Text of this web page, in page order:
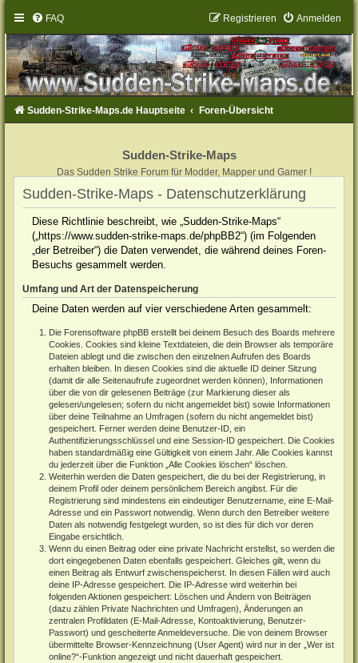
FAQ Anmelden
Registrieren
Sudden-Strike-Maps.de Hauptseite Foren-Übersicht
Sudden-Strike-Maps
Das Sudden Strike Forum für Modder, Mapper und Gamer !
Sudden-Strike-Maps - Datenschutzerklärung
Diese Richtlinie beschreibt, wie „Sudden-Strike-Maps“
(„https://www.sudden-strike-maps.de/phpBB2“) (im Folgenden
„der Betreiber“) die Daten verwendet, die während deines Foren-
Besuchs gesammelt werden.
Umfang und Art der Datenspeicherung
Deine Daten werden auf vier verschiedene Arten gesammelt:
Die Forensoftware phpBB erstellt bei deinem Besuch des Boards mehrere
Cookies. Cookies sind kleine Textdateien, die dein Browser als temporäre
Dateien ablegt und die zwischen den einzelnen Aufrufen des Boards
erhalten bleiben. In diesen Cookies sind die aktuelle ID deiner Sitzung
(damit dir alle Seitenaufrufe zugeordnet werden können), Informationen
über die von dir gelesenen Beiträge (zur Markierung dieser als
gelesen/ungelesen; sofern du nicht angemeldet bist) sowie Informationen
über deine Teilnahme an Umfragen (sofern du nicht angemeldet bist)
gespeichert. Ferner werden deine Benutzer-ID, ein
Authentifizierungsschlüssel und eine Session-ID gespeichert. Die Cookies
haben standardmäßig eine Gültigkeit von einem Jahr. Alle Cookies kannst
du jederzeit über die Funktion „Alle Cookies löschen“ löschen.
Weiterhin werden die Daten gespeichert, die du bei der Registrierung, in
deinem Profil oder deinem persönlichem Bereich angibst. Für die
Registrierung sind mindestens ein eindeutiger Benutzername, eine E-Mail-
Adresse und ein Passwort notwendig. Wenn durch den Betreiber weitere
Daten als notwendig festgelegt wurden, so ist dies für dich vor deren
Eingabe ersichtlich.
Wenn du einen Beitrag oder eine private Nachricht erstellst, so werden die
dort eingegebenen Daten ebenfalls gespeichert. Gleiches gilt, wenn du
einen Beitrag als Entwurf zwischenspeicherst. In diesen Fällen wird auch
deine IP-Adresse gespeichert. Die IP-Adresse wird weiterhin bei
folgenden Aktionen gespeichert: Löschen und Ändern von Beiträgen
(dazu zählen Private Nachrichten und Umfragen), Änderungen an
zentralen Profildaten (E-Mail-Adresse, Kontoaktivierung, Benutzer-
Passwort) und gescheiterte Anmeldeversuche. Die von deinem Browser
übermittelte Browser-Kennzeichnung (User Agent) wird nur in der „Wer ist
online?“-Funktion angezeigt und nicht dauerhaft gespeichert.